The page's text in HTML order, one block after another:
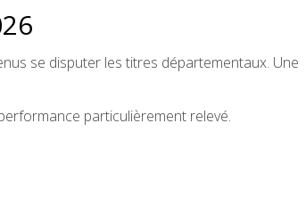
se disputer les titres départementaux. Une
particulièrement relevé.